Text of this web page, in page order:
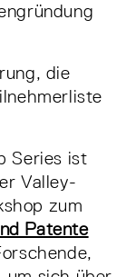
die
Series ist
Valley-
zum
Patente